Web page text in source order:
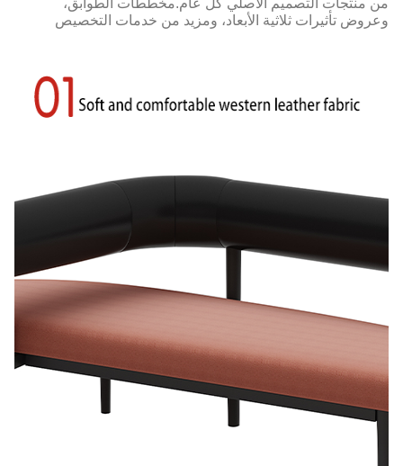
من منتجات التصميم الأصلي كل عام.مخططات الطوابق،
وعروض تأثيرات ثلاثية الأبعاد، ومزيد من خدمات التخصيص